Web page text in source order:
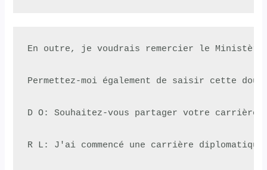
En outre, je voudrais remercier le
Permettez-moi également de saisir cette
D O: Souhaitez-vous partager votre carrière
R L: J'ai commencé une carrière